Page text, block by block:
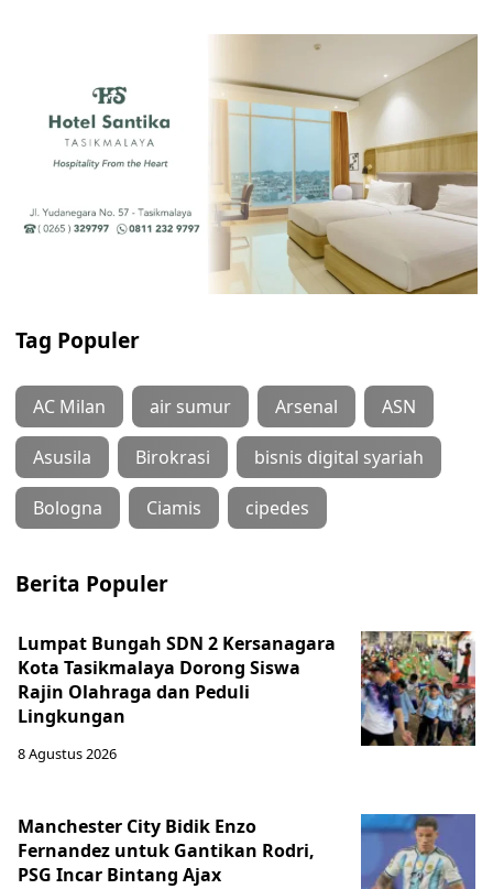
Tag Populer
AC Milan air sumur Arsenal ASN
Asusila Birokrasi bisnis digital syariah
Bologna Ciamis cipedes
Berita Populer
Lumpat Bungah SDN 2 Kersanagara
Kota Tasikmalaya Dorong Siswa
Rajin Olahraga dan Peduli
Lingkungan
8 Agustus 2026
Manchester City Bidik Enzo
Fernandez untuk Gantikan Rodri,
PSG Incar Bintang Ajax